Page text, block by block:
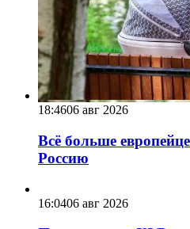
18:4606 авг 2026
Всё больше
Россию
16:0406 авг 2026